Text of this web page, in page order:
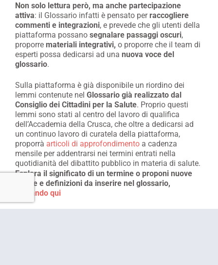
Non solo lettura però, ma anche partecipazione
attiva: il Glossario infatti è pensato per raccogliere
commenti e integrazioni, e prevede che gli utenti della
piattaforma possanosegnalare passaggi oscuri,
proporre materiali integrativi, o proporre che il team di
esperti possa dedicarsi ad unanuova voce del
glossario.
Sulla piattaforma è già disponibile un riordino dei
lemmi contenute nelGlossario già realizzato dal
Consiglio dei Cittadini per la Salute. Proprio questi
lemmi sono stati al centro del lavoro di qualifica
dell’Accademia della Crusca, che oltre a dedicarsi ad
un continuo lavoro di curatela della piattaforma,
proporrà articoli di approfondimento a cadenza
mensile per addentrarsi nei termini entrati nella
quotidianità del dibattito pubblico in materia di salute.
Esplora il significato di un termine o proponi nuove
parole e definizioni da inserire nel glossario,
cliccando qui
Precedente